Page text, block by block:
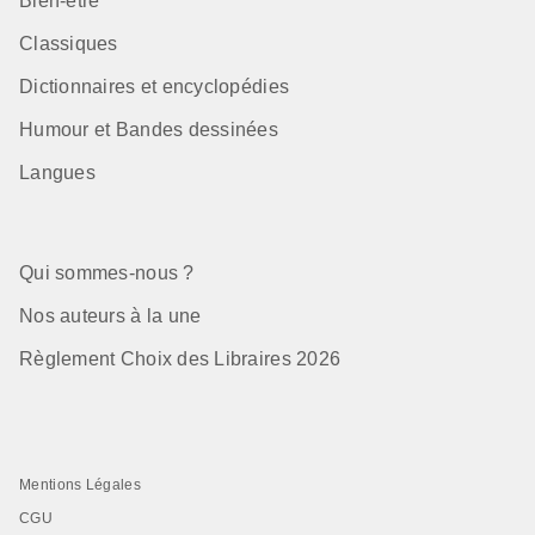
Classiques
Dictionnaires et encyclopédies
Humour et Bandes dessinées
Langues
Qui sommes-nous ?
Nos auteurs à la une
Règlement Choix des Libraires 2026
Mentions Légales
CGU